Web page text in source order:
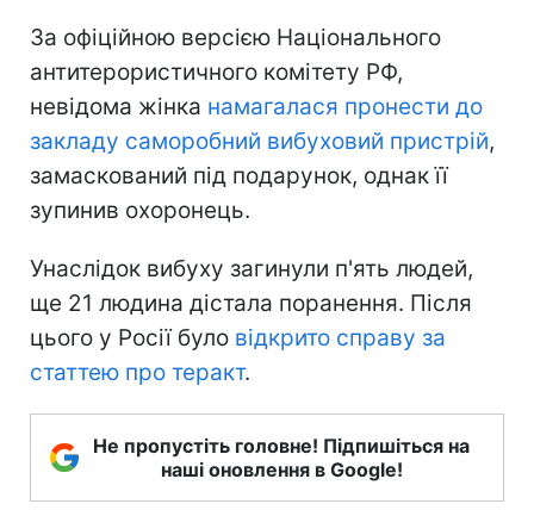
За офіційною версією Національного
антитерористичного комітету РФ,
невідома жінка намагалася пронести до
закладу саморобний вибуховий пристрій,
замаскований під подарунок, однак її
зупинив охоронець.
Унаслідок вибуху загинули п'ять людей,
ще 21 людина дістала поранення. Після
цього у Росії було відкрито справу за
статтею про теракт.
Не пропустіть головне! Підпишіться на
наші оновлення в Google!